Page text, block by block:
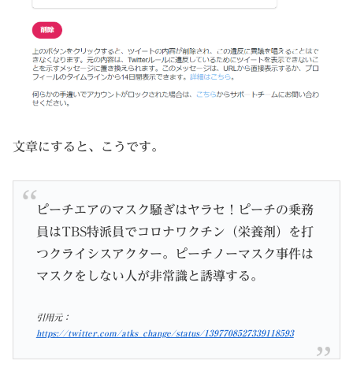
文章にすると、こうです。
ピーチエアのマスク騒ぎはヤラセ！ピーチの乗務
員はTBS特派員でコロナワクチン（栄養剤）を打
つクライシスアクター。ピーチノーマスク事件は
マスクをしない人が非常識と誘導する。
引用元：
https://twitter.com/atks_change/status/1397708527339118593